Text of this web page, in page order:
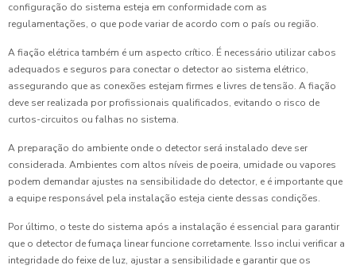
configuração do sistema esteja em conformidade com as
regulamentações, o que pode variar de acordo com o país ou região.
A fiação elétrica também é um aspecto crítico. É necessário utilizar cabos
adequados e seguros para conectar o detector ao sistema elétrico,
assegurando que as conexões estejam firmes e livres de tensão. A fiação
deve ser realizada por profissionais qualificados, evitando o risco de
curtos-circuitos ou falhas no sistema.
A preparação do ambiente onde o detector será instalado deve ser
considerada. Ambientes com altos níveis de poeira, umidade ou vapores
podem demandar ajustes na sensibilidade do detector, e é importante que
a equipe responsável pela instalação esteja ciente dessas condições.
Por último, o teste do sistema após a instalação é essencial para garantir
que o detector de fumaça linear funcione corretamente. Isso inclui verificar a
integridade do feixe de luz, ajustar a sensibilidade e garantir que os